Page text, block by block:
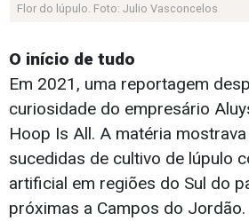
Flor do lúpulo. Foto: Julio Vasconcelos
O início de tudo
Em 2021, uma reportagem
curiosidade do empresário
Hoop Is All. A matéria
sucedidas de cultivo de lúpulo
artificial em regiões do Sul do
próximas a Campos do Jordão.